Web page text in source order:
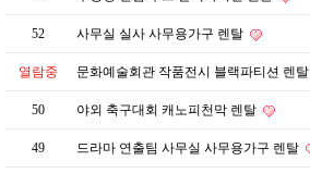
52 사무실 실사 사무용가구 렌탈
열람중 문화예술회관 작품전시 블랙파티션 렌탈
50 야외 축구대회 캐노피천막 렌탈
49 드라마 연출팀 사무실 사무용가구 렌탈